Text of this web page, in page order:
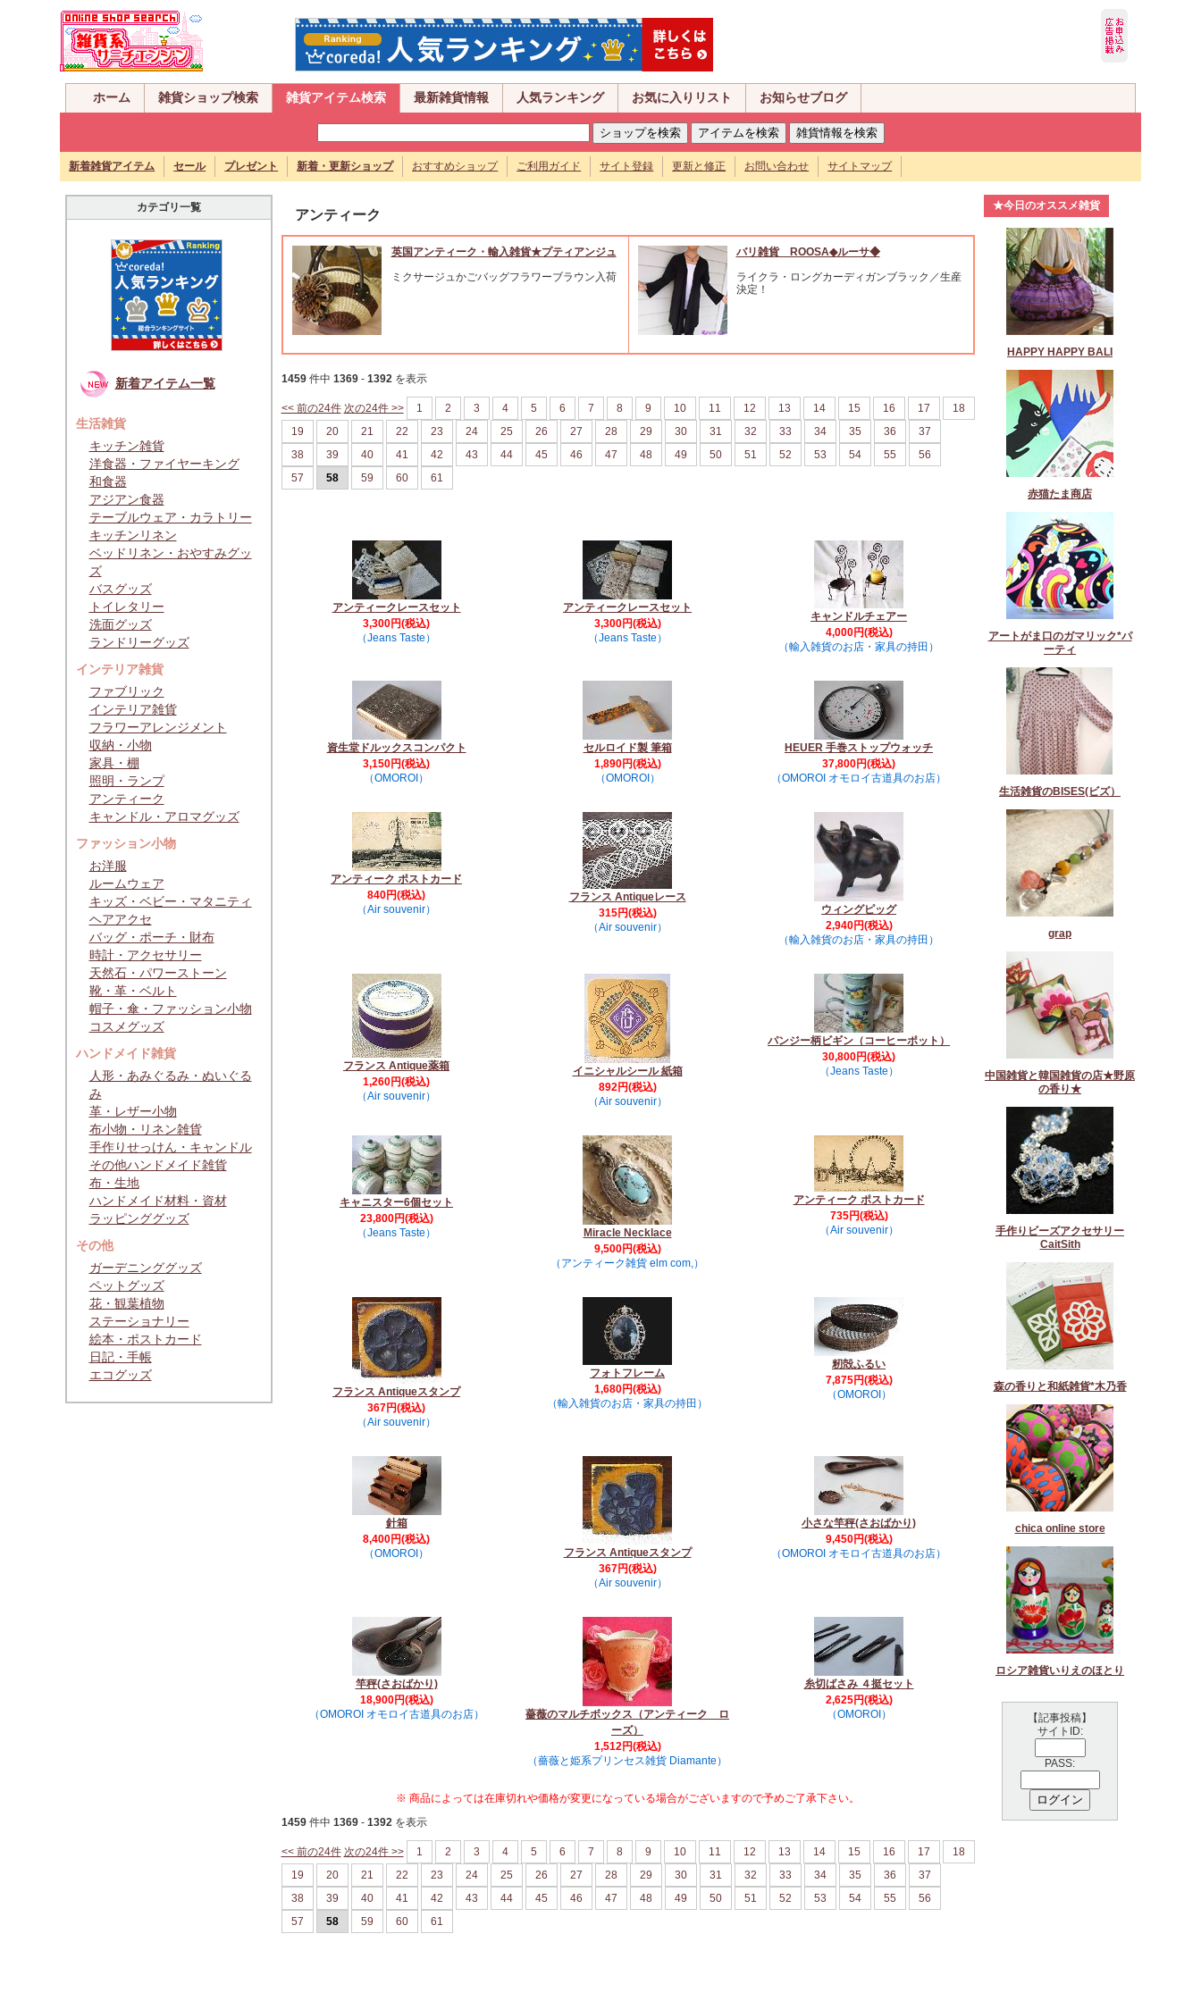
ホーム 雑貨ショップ検索 雑貨アイテム検索 最新雑貨情報 人気ランキング お気に入りリスト お知らせブログ
新着雑貨アイテム セール プレゼント 新着・更新ショップ おすすめショップ ご利用ガイド サイト登録 更新と修正 お問い合わせ サイトマップ
カテゴリ一覧
新着アイテム一覧
生活雑貨
キッチン雑貨
洋食器・ファイヤーキング
和食器
アジアン食器
テーブルウェア・カラトリー
キッチンリネン
ベッドリネン・おやすみグッ
ズ
バスグッズ
トイレタリー
洗面グッズ
ランドリーグッズ
インテリア雑貨
ファブリック
インテリア雑貨
フラワーアレンジメント
収納・小物
家具・棚
照明・ランプ
アンティーク
キャンドル・アロマグッズ
ファッション小物
お洋服
ルームウェア
キッズ・ベビー・マタニティ
ヘアアクセ
バッグ・ポーチ・財布
時計・アクセサリー
天然石・パワーストーン
靴・革・ベルト
帽子・傘・ファッション小物
コスメグッズ
ハンドメイド雑貨
人形・あみぐるみ・ぬいぐる
み
革・レザー小物
布小物・リネン雑貨
手作りせっけん・キャンドル
その他ハンドメイド雑貨
布・生地
ハンドメイド材料・資材
ラッピンググッズ
その他
ガーデニンググッズ
ペットグッズ
花・観葉植物
ステーショナリー
絵本・ポストカード
日記・手帳
エコグッズ
アンティーク
英国アンティーク・輸入雑貨★プティアンジュ
ミクサージュかごバッグフラワーブラウン入荷
バリ雑貨 ROOSA◆ルーサ◆
ライクラ・ロングカーディガンブラック／生産
決定！
1459件中 1369- 1392を表示
<< 前の24件 次の24件 >> 1 2 3 4 5 6 7 8 9 10 11 12 13 14 15 16 17
18
19
20 21 22 23 24 25 26 27 28 29 30 31 32 33 34 35 36
37
38
39 40 41 42 43 44 45 46 47 48 49 50 51 52 53 54 55
56
57
58 59 60 61
アンティークレースセット
3,300円(税込)
（Jeans Taste）
アンティークレースセット
3,300円(税込)
（Jeans Taste）
キャンドルチェアー
4,000円(税込)
（輸入雑貨のお店・家具の持田）
資生堂ドルックスコンパクト
3,150円(税込)
（OMOROI）
セルロイド製 筆箱
1,890円(税込)
（OMOROI）
HEUER 手巻ストップウォッチ
37,800円(税込)
（OMOROI オモロイ古道具のお店）
アンティーク ポストカード
840円(税込)
（Air souvenir）
フランス Antiqueレース
315円(税込)
（Air souvenir）
ウィングピッグ
2,940円(税込)
（輸入雑貨のお店・家具の持田）
フランス Antique薬箱
1,260円(税込)
（Air souvenir）
イニシャルシール 紙箱
892円(税込)
（Air souvenir）
パンジー柄ビギン（コーヒーポット）
30,800円(税込)
（Jeans Taste）
キャニスター6個セット
23,800円(税込)
（Jeans Taste）
Miracle Necklace
9,500円(税込)
（アンティーク雑貨 elm com,）
アンティーク ポストカード
735円(税込)
（Air souvenir）
フランス Antiqueスタンプ
367円(税込)
（Air souvenir）
フォトフレーム
1,680円(税込)
（輸入雑貨のお店・家具の持田）
籾殻ふるい
7,875円(税込)
（OMOROI）
針箱
8,400円(税込)
（OMOROI）
フランス Antiqueスタンプ
367円(税込)
（Air souvenir）
小さな竿秤(さおばかり)
9,450円(税込)
（OMOROI オモロイ古道具のお店）
竿秤(さおばかり)
18,900円(税込)
（OMOROI オモロイ古道具のお店）
薔薇のマルチボックス（アンティーク ロ
ーズ）
1,512円(税込)
（薔薇と姫系プリンセス雑貨 Diamante）
糸切ばさみ ４挺セット
2,625円(税込)
（OMOROI）
※ 商品によっては在庫切れや価格が変更になっている場合がございますので予めご了承下さい。
1459件中 1369- 1392を表示
<< 前の24件 次の24件 >> 1 2 3 4 5 6 7 8 9 10 11 12 13 14 15 16 17
18
19
20 21 22 23 24 25 26 27 28 29 30 31 32 33 34 35 36
37
38
39 40 41 42 43 44 45 46 47 48 49 50 51 52 53 54 55
56
57
58 59 60 61
★今日のオススメ雑貨
HAPPY HAPPY BALI
赤猫たま商店
アートがま口のガマリック*パ
ーティ
生活雑貨のBISES(ビズ）
grap
中国雑貨と韓国雑貨の店★野原
の香り★
手作りビーズアクセサリー
CaitSith
森の香りと和紙雑貨*木乃香
chica online store
ロシア雑貨いりえのほとり
【記事投稿】
サイトID:
PASS: